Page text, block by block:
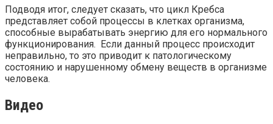
Подводя итог, следует сказать, что цикл Кребса
представляет собой процессы в клетках организма,
способные вырабатывать энергию для его нормального
функционирования. Если данный процесс происходит
неправильно, то это приводит к патологическому
состоянию и нарушенному обмену веществ в организме
человека.
Видео